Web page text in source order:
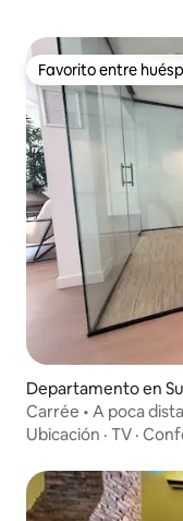
Favorito entre
Favorito entre
Departamento en
Carrée • A poca
Estacionamiento y
Ubicación · TV ·